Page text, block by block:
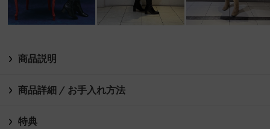
商品説明
商品詳細 / お手入れ方法
特典